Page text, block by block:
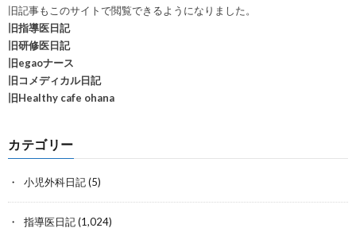
旧記事もこのサイトで閲覧できるようになりました。
旧指導医日記
旧研修医日記
旧egaoナース
旧コメディカル日記
旧Healthy cafe ohana
カテゴリー
小児外科日記(5)
指導医日記(1,024)